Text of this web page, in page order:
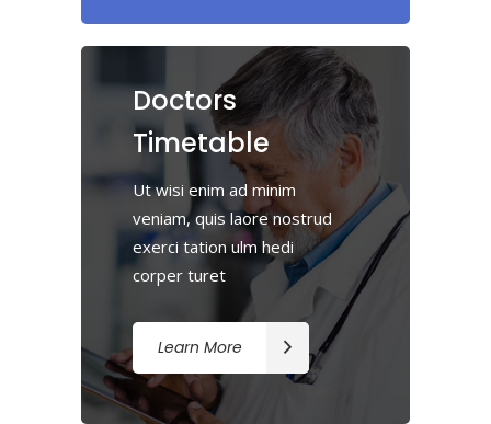
Doctors
Timetable
Ut wisi enim ad minim
veniam, quis laore nostrud
exerci tation ulm hedi
corper turet
Learn More